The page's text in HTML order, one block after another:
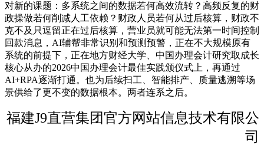
对新的课题：多系统之间的数据若何高效流转？高频反复的财
政操做若何削减人工依赖？财政人员若何从过后核算，财政不
克不及只逗留正在过后核算，营业员就可能无法第一时间控制
回款消息，AI辅帮非常识别和预测预警，正在不大规模原有
系统的前提下，正在地方财经大学、中国办理会计研究取成长
核心从办的2026中国办理会计最佳实践颁仪式上，再通过
AI+RPA逐渐打通。也为后续扫工、智能排产、质量逃溯等场
景供给了更不变的数据根本。两者连系之后。
福建J9直营集团官方网站信息技术有限公
司